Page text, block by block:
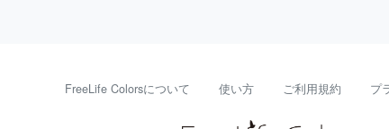
FreeLife Colorsについて 使い方 ご利用規約 プ